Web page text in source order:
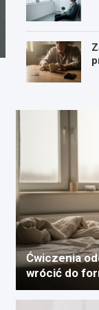
Ćwiczenia
wrócić do